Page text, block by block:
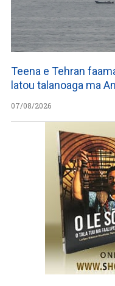
Teena e Tehran
latou talanoaga ma
07/08/2026